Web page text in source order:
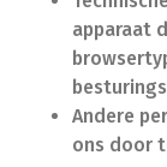
apparaat
Andere
ons door